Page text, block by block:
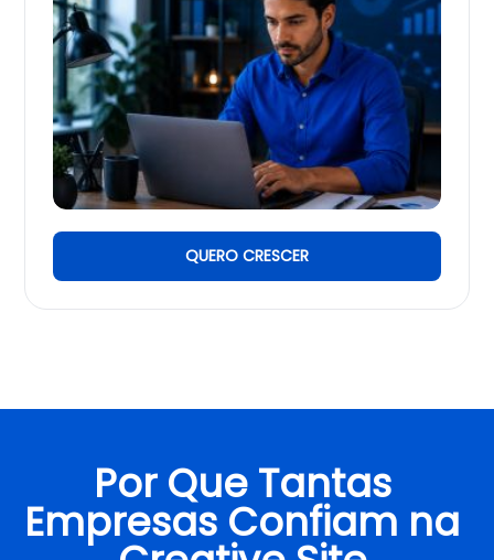
QUERO CRESCER
Por Que Tantas
Empresas Confiam na